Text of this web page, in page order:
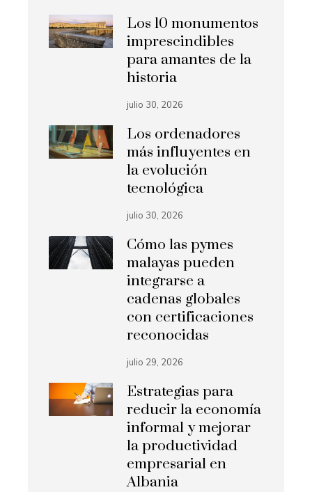
Los 10 monumentos
imprescindibles
para amantes de la
historia
julio 30, 2026
Los ordenadores
más influyentes en
la evolución
tecnológica
julio 30, 2026
Cómo las pymes
malayas pueden
integrarse a
cadenas globales
con certificaciones
reconocidas
julio 29, 2026
Estrategias para
reducir la economía
informal y mejorar
la productividad
empresarial en
Albania